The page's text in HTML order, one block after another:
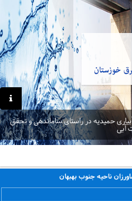
آبیاری حمیدیه در راستای ساماندهی و تحقق
ناحیه جنوب بهبهان